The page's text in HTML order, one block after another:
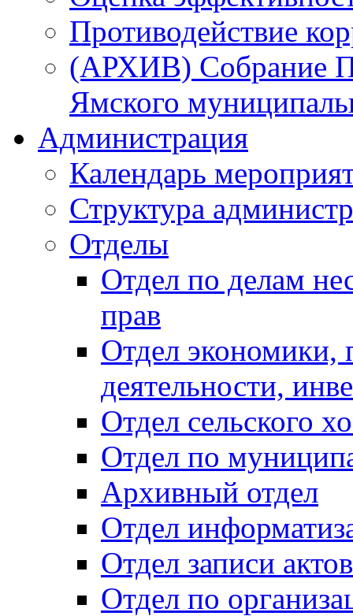
Противодействие
(АРХИВ) Собрание
Ямского
Администрация
Календарь
Структура
Отделы
Отдел по делам
прав
Отдел экономики,
деятельности,
Отдел сельского
Отдел по
Архивный отдел
Отдел
Отдел записи
Отдел по